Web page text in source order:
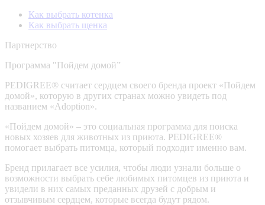
Как выбрать котенка
Как выбрать щенка
Партнерство
Программа "Пойдем домой”
PEDIGREE® считает сердцем своего бренда проект «Пойдем
домой», которую в других странах можно увидеть под
названием «Adoption».
«Пойдем домой» – это социальная программа для поиска
новых хозяев для животных из приюта. PEDIGREE®
помогает выбрать питомца, который подходит именно вам.
Бренд прилагает все усилия, чтобы люди узнали больше о
возможности выбрать себе любимых питомцев из приюта и
увидели в них самых преданных друзей с добрым и
отзывчивым сердцем, которые всегда будут рядом.